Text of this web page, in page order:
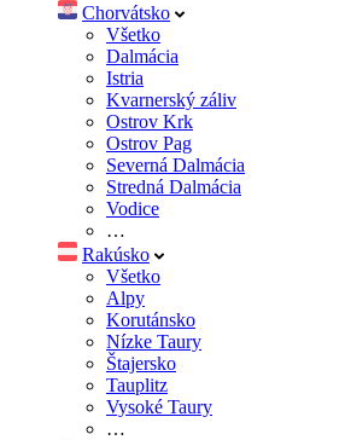
Chorvátsko
Všetko
Dalmácia
Istria
Kvarnerský záliv
Ostrov Krk
Ostrov Pag
Severná Dalmácia
Stredná Dalmácia
Vodice
…
Rakúsko
Všetko
Alpy
Korutánsko
Nízke Taury
Štajersko
Tauplitz
Vysoké Taury
…